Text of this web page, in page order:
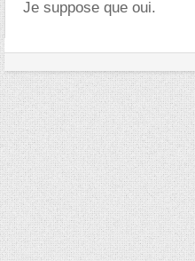
Je suppose que oui.